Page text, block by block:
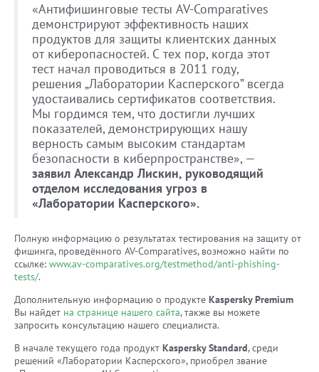
«Антифишинговые тесты AV-Comparatives
демонстрируют эффективность наших
продуктов для защиты клиентских данных
от киберопасностей. С тех пор, когда этот
тест начал проводиться в 2011 году,
решения „Лаборатории Касперского” всегда
удостаивались сертификатов соответствия.
Мы гордимся тем, что достигли лучших
показателей, демонстрирующих нашу
верность самым высоким стандартам
безопасности в киберпространстве», —
заявил Александр Лискин, руководящий
отделом исследования угроз в
«Лаборатории Касперского».
Полную информацию о результатах тестирования на защиту от
фишинга, проведённого AV-Comparatives, возможно найти по
ссылке: www.av-comparatives.org/testmethod/anti-phishing-
tests/.
Дополнительную информацию о продукте Kaspersky Premium
Вы найдет на странице нашего сайта, также вы можете
запросить консультацию нашего специалиста.
В начале текущего года продукт Kaspersky Standard, среди
решений «Лаборатории Касперского», приобрел звание